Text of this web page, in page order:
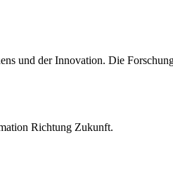
und der Innovation. Die
Richtung Zukunft.